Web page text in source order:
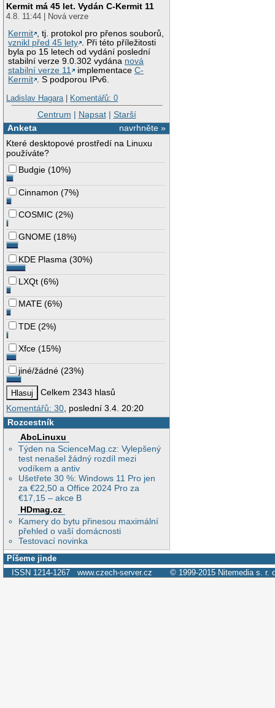
Kermit má 45 let. Vydán C-Kermit 11
4.8. 11:44 | Nová verze
Kermit , tj. protokol pro přenos souborů,
vznikl před 45 lety . Při této příležitosti
byla po 15 letech od vydání poslední
stabilní verze 9.0.302 vydána nová
stabilní verze 11
implementaceC-
Kermit . S podporou IPv6.
Ladislav Hagara| Komentářů: 0
Centrum | Napsat| Starší
navrhněte »
Anketa
Které desktopové prostředí na Linuxu
používáte?
Budgie (10%)
Cinnamon (7%)
COSMIC (2%)
GNOME (18%)
KDE Plasma (30%)
LXQt (6%)
MATE (6%)
TDE (2%)
Xfce (15%)
jiné/žádné (23%)
Celkem 2343 hlasů
Komentářů: 30 , poslední 3.4. 20:20
Rozcestník
AbcLinuxu
Týden na ScienceMag.cz: Vylepšený
test nenašel žádný rozdíl mezi
vodíkem a antiv
Ušetřete 30 %: Windows 11 Pro jen
za €22,50 a Office 2024 Pro za
€17,15 – akce B
HDmag.cz
Kamery do bytu přinesou maximální
přehled o vaší domácnosti
Testovací novinka
Píšeme jinde
ISSN 1214-1267 www.czech-server.cz © 1999-2015 Nitemedia s. r.